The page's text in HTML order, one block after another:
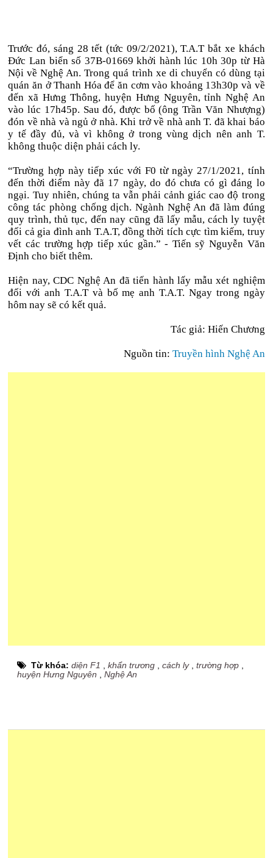
Trước đó, sáng 28 tết (tức 09/2/2021), T.A.T bắt xe khách
Đức Lan biển số 37B-01669 khởi hành lúc 10h 30p từ Hà
Nội về Nghệ An. Trong quá trình xe di chuyển có dùng tại
quán ăn ở Thanh Hóa để ăn cơm vào khoảng 13h30p và về
đến xã Hưng Thông, huyện Hưng Nguyên, tỉnh Nghệ An
vào lúc 17h45p. Sau đó, được bố (ông Trần Văn Nhượng)
đón về nhà và ngủ ở nhà. Khi trở về nhà anh T. đã khai báo
y tế đầy đủ, và vì không ở trong vùng dịch nên anh T.
không thuộc diện phải cách ly.
“Trường hợp này tiếp xúc với F0 từ ngày 27/1/2021, tính
đến thời điểm này đã 17 ngày, do đó chưa có gì đáng lo
ngại. Tuy nhiên, chúng ta vẫn phải cảnh giác cao độ trong
công tác phòng chống dịch. Ngành Nghệ An đã làm đúng
quy trình, thủ tục, đến nay cũng đã lấy mẫu, cách ly tuyệt
đối cả gia đình anh T.A.T, đồng thời tích cực tìm kiếm, truy
vết các trường hợp tiếp xúc gần.” - Tiến sỹ Nguyễn Văn
Định cho biết thêm.
Hiện nay, CDC Nghệ An đã tiến hành lấy mẫu xét nghiệm
đối với anh T.A.T và bố mẹ anh T.A.T. Ngay trong ngày
hôm nay sẽ có kết quả.
Tác giả: Hiến Chương
Nguồn tin: Truyền hình Nghệ An
Từ khóa:diện F1 ,khẩn trương ,cách ly,trường hợp
huyện Hưng Nguyên ,Nghệ An